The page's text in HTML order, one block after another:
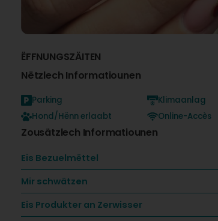
ËFFNUNGSZÄITEN
Nëtzlech Informatiounen
Parking
Hond/Hënn erlaabt
Klimaanlag
Online-Accès
Zousätzlech Informatiounen
Eis Bezuelmëttel
Mir schwätzen
Eis Produkter an Zerwisser